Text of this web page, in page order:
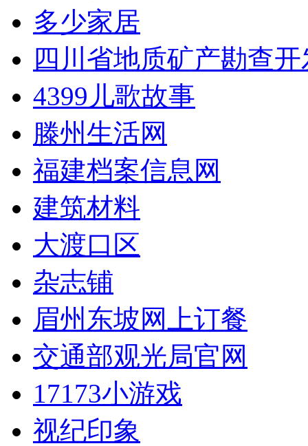
多少家居
四川省地质矿产勘查
4399儿歌故事
滕州生活网
福建档案信息网
建筑材料
大渡口区
杂志铺
眉州东坡网上订餐
交通部观光局官网
17173小游戏
视纪印象